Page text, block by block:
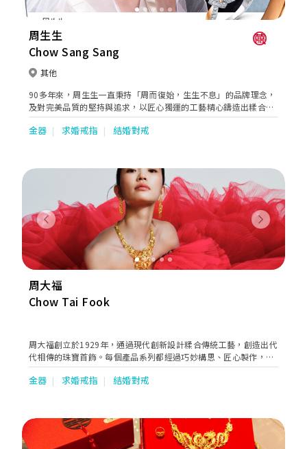
周生生
Chow Sang Sang
其他
90多年來，周生生一直秉持「周而復始，生生不息」的品牌理念，
及對完美品質的堅持與追求，以匠心獨運的工藝精心鑄造出糅合著
典雅、優美、時尚及創意元素的珠寶作品，於不同場合全面迎合顧
客的珠寶配襯需求，無論人生中的任何時刻，周生生珠寶總能巧妙
金器 求婚戒指 結婚對戒
Previous Next
周大福
Chow Tai Fook
周大福創立於1929年，通過現代創新設計糅合傳統工藝，創造出代
代相傳的珠寶首飾。每個產品系列都經過巧妙構思、匠心製作，旨
在述說不同顧客的故事，慶祝他們生命中每個特別時刻，陪伴每一
代的顧客一同成長。
金器 求婚戒指 結婚對戒